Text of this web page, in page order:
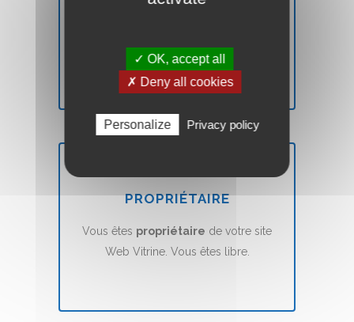
remboursonssans aucune condition.
PROPRIÉTAIRE
Vous êtes propriétaire de votre site
Web Vitrine. Vous êtes libre.
✓ OK, accept all
✗ Deny all cookies
Personalize Privacy policy